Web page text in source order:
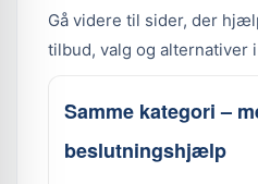
Gå videre til sider, der
tilbud, valg og alternativer
Samme kategori –
beslutningshjælp